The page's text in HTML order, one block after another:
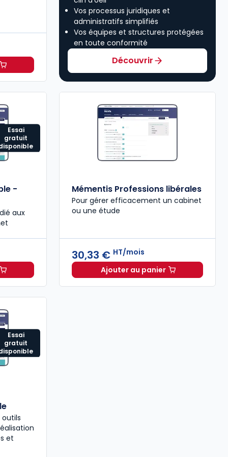
HT/moisComptable à 30,12 €
Vos processus juridiques et
administratifs simplifiés
Vos équipes et structures protégées
en toute conformité
Découvrir
Essai
gratuit
-
aux
comptable - Mission audit à 102,42 € HT/mois
Mémentis Professions libérales
Pour gérer efficacement un cabinet
ou une étude
30,33 € HT/mois
Ajouter au panierMémentis Professions
Essai
gratuit
et